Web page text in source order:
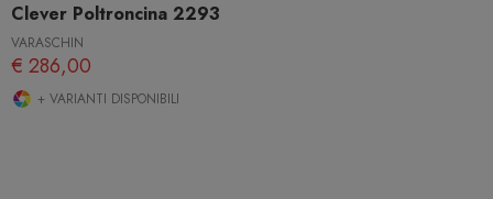
Clever Poltroncina 2293
VARASCHIN
€ 286,00
+ VARIANTI DISPONIBILI